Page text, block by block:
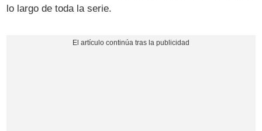
lo largo de toda la serie.